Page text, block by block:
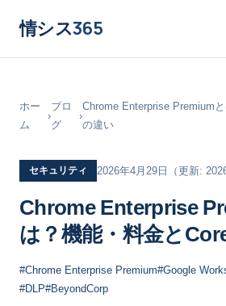
情シス365
ホー
ム
›
ブロ
グ
›
Chrome Enterprise Premium
の違い
セキュリティ 2026年4月29日 （更新:
Chrome Enterprise
は？機能・料金と
#Chrome Enterprise Premium#Google
#DLP#BeyondCorp